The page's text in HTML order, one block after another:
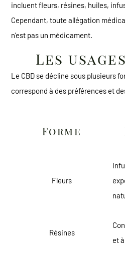
incluent fleurs, résines, huiles,
Cependant, toute allégation
n’est pas un médicament.
Les
Le CBD se décline sous plusieurs
correspond à des préférences et
Forme
Fleurs
Résines
et